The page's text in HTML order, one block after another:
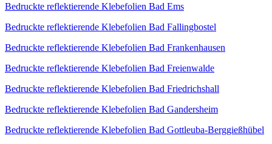
Bedruckte reflektierende Klebefolien Bad Ems
Bedruckte reflektierende Klebefolien Bad Fallingbostel
Bedruckte reflektierende Klebefolien Bad Frankenhausen
Bedruckte reflektierende Klebefolien Bad Freienwalde
Bedruckte reflektierende Klebefolien Bad Friedrichshall
Bedruckte reflektierende Klebefolien Bad Gandersheim
Bedruckte reflektierende Klebefolien Bad Gottleuba-Berggießhübel